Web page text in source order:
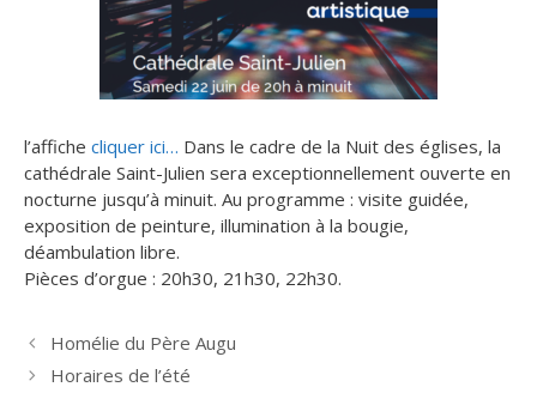
l’affiche cliquer ici… Dans le cadre de la Nuit des églises, la
cathédrale Saint-Julien sera exceptionnellement ouverte en
nocturne jusqu’à minuit. Au programme : visite guidée,
exposition de peinture, illumination à la bougie,
déambulation libre.
Pièces d’orgue : 20h30, 21h30, 22h30.
Homélie du Père Augu
Horaires de l’été